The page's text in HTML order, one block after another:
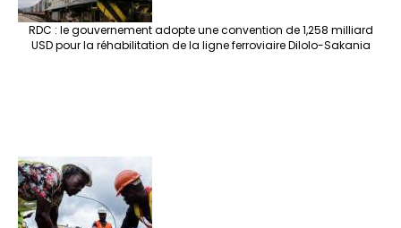
RDC : le gouvernement adopte une convention de 1,258 milliard
USD pour la réhabilitation de la ligne ferroviaire Dilolo-Sakania